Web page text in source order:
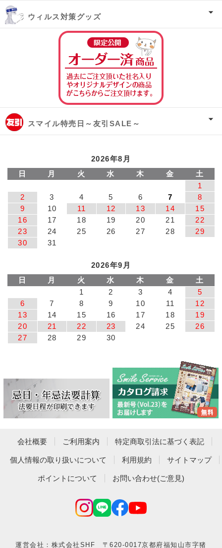
ウィルス対策グッズ
スマイル特売日～友引SALE～
2026年8月
日
月 火 水 木 金
土
1
2
3 4 5 6 7
8
9
10 11 12 13 14
15
16
17 18 19 20 21
22
23
24 25 26 27 28
29
30
31
2026年9月
日
月 火 水 木 金
土
1
2 3 4
5
6
7 8 9 10 11
12
13
14 15 16 17 18
19
20
21 22 23 24 25
26
27
28 29 30
会社概要 ご利用案内 特定商取引法に基づく表記
個人情報の取り扱いについて 利用規約 サイトマップ
ポイントについて お問い合わせ(ご意見)
運営会社：株式会社SHF 〒620-0017京都府福知山市字猪